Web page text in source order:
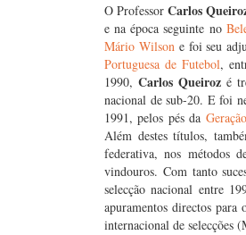
O ProfessorCarlos
e na época seguinte no
Mário Wilsone foi seu
Portuguesa de Futebol,
1990,Carlos Queiroz é
nacional de sub-20. E foi
1991, pelos pés da
Além destes títulos,
federativa, nos métodos
vindouros. Com tanto
selecção nacional entre
apuramentos directos para
internacional de selecções